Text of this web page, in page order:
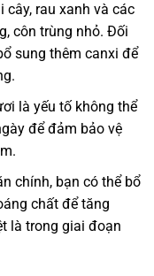
cây, rau xanh và các
côn trùng nhỏ. Đối
sung thêm canxi để
là yếu tố không thể
để đảm bảo vệ
chính, bạn có thể bổ
chất để tăng
là trong giai đoạn